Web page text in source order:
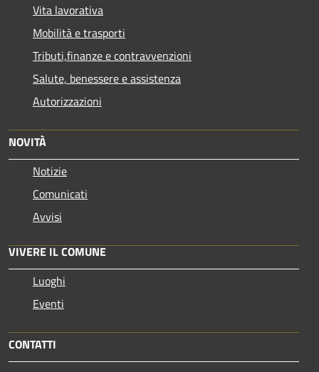
Vita lavorativa
Mobilità e trasporti
Tributi,finanze e contravvenzioni
Salute, benessere e assistenza
Autorizzazioni
NOVITÀ
Notizie
Comunicati
Avvisi
VIVERE IL COMUNE
Luoghi
Eventi
CONTATTI